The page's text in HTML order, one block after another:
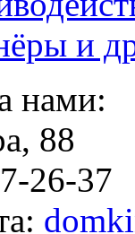
и
нами:
88
26-37